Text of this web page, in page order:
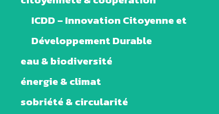
ICDD – Innovation Citoyenne et
Développement Durable
eau & biodiversité
énergie & climat
sobriété & circularité